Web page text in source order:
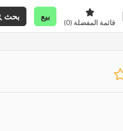
بحث بيع
قائمة المفضلة (0)